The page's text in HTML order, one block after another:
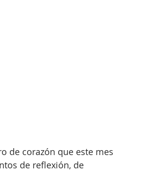
de corazón que este mes
de reflexión, de